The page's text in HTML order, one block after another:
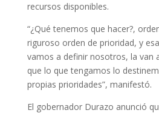
recursos disponibles.
“¿Qué tenemos que hacer?,
riguroso orden de prioridad, y
vamos a definir nosotros, la van
que lo que tengamos lo
propias prioridades”, manifestó.
El gobernador Durazo anunció